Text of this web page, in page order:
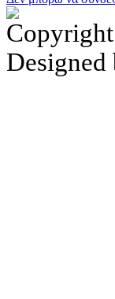
Designed